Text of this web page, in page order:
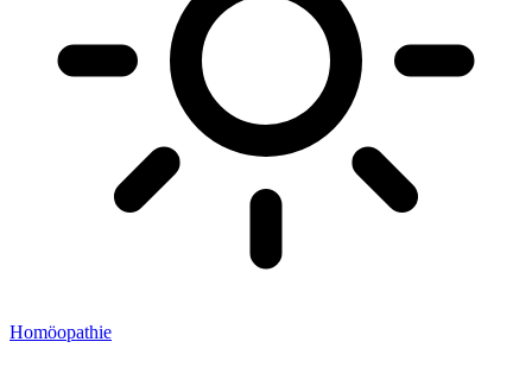
Homöopathie